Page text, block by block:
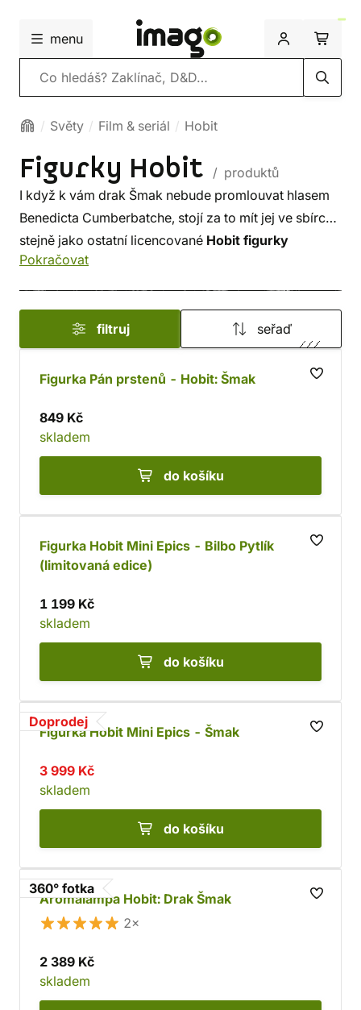
menu
Vyhledávání
Světy Film & seriál Hobit
Figurky Hobit
/ produktů
I když k vám drak Šmak nebude promlouvat hlasem
Benedicta Cumberbatche, stojí za to mít jej ve sbírce
stejně jako ostatní licencované Hobit figurky
aminiatury
k Bitvě pěti armád neustále. Drobné šarvátky mezi
trpaslíky pomůže vyřešit čaroděj nebo rovnou skřet.
Toužíte li po velkolepé bitvě Tolkienova formátu,
vyzkoušejte figurkovou hruHobbit - Strategy Battle
Pokračovat
filtruj seřaď
Figurka Pán prstenů - Hobit: Šmak
849 Kč
skladem
do košíku
Figurka Hobit Mini Epics - Bilbo Pytlík
(limitovaná edice)
1 199 Kč
skladem
do košíku
Doprodej
Figurka Hobit Mini Epics - Šmak
3 999 Kč
skladem
do košíku
360° fotka
Aromalampa Hobit: Drak Šmak
2×
2 389 Kč
skladem